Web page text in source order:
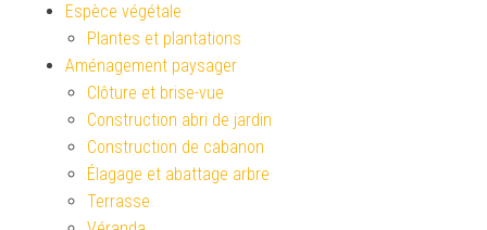
Espèce végétale
Plantes et plantations
Aménagement paysager
Clôture et brise-vue
Construction abri de jardin
Construction de cabanon
Élagage et abattage arbre
Terrasse